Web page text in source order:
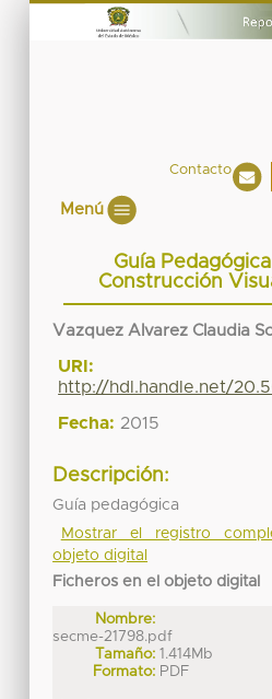
Contacto
Menú
Guía Pedagógica
Construcción
Vazquez Alvarez Claudia
URI:
http://hdl.handle.net/
Fecha: 2015
Descripción:
Guía pedagógica
Mostrar el registro
objeto digital
Ficheros en el objeto digital
Nombre:
secme-21798.pdf
Tamaño: 1.414Mb
Formato: PDF